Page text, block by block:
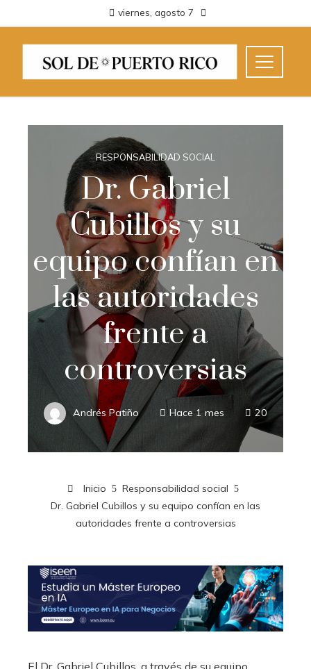
viernes, agosto 7
RESPONSABILIDAD SOCIAL
Dr. Gabriel
Cubillos y su
equipo confían en
las autoridades
frente a
controversias
Andrés Patiño Hace 1 mes 20
Inicio
Responsabilidad social
Dr. Gabriel Cubillos y su equipo confían en las
autoridades frente a controversias
El Dr. Gabriel Cubillos, a través de su equipo